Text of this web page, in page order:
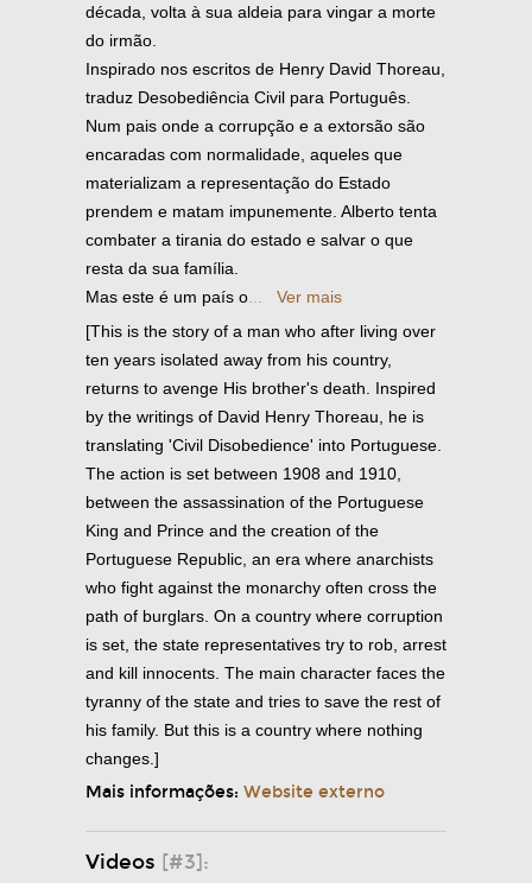
década, volta à sua aldeia para vingar a morte
do irmão.
Inspirado nos escritos de Henry David Thoreau,
traduz Desobediência Civil para Português.
Num pais onde a corrupção e a extorsão são
encaradas com normalidade, aqueles que
materializam a representação do Estado
prendem e matam impunemente. Alberto tenta
combater a tirania do estado e salvar o que
resta da sua família.
Mas este é um país o
Ver mais
[This is the story of a man who after living over
ten years isolated away from his country,
returns to avenge His brother's death. Inspired
by the writings of David Henry Thoreau, he is
translating 'Civil Disobedience' into Portuguese.
The action is set between 1908 and 1910,
between the assassination of the Portuguese
King and Prince and the creation of the
Portuguese Republic, an era where anarchists
who fight against the monarchy often cross the
path of burglars. On a country where corruption
is set, the state representatives try to rob, arrest
and kill innocents. The main character faces the
tyranny of the state and tries to save the rest of
his family. But this is a country where nothing
changes.]
Mais informações: Website externo
Videos [#3]: